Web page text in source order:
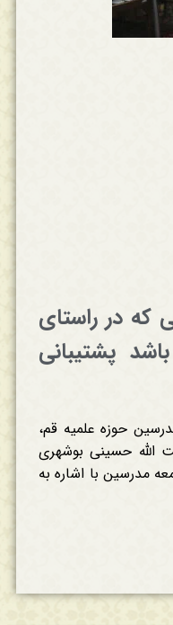
که در راستای
پشتیبانی
حوزه علمیه قم،
الله حسینی بوشهری
مدرسین با اشاره به